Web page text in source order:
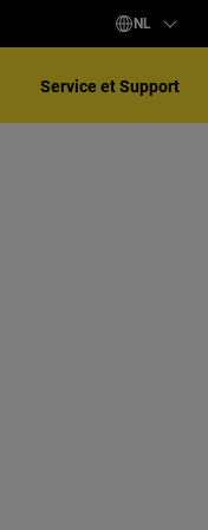
NL
Service et Support